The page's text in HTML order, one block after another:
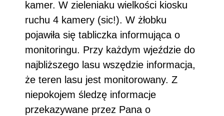
kamer. W zieleniaku wielkości kiosku
ruchu 4 kamery (sic!). W żłobku
pojawiła się tabliczka informująca o
monitoringu. Przy każdym wjeździe do
najbliższego lasu wszędzie informacja,
że teren lasu jest monitorowany. Z
niepokojem śledzę informacje
przekazywane przez Pana o